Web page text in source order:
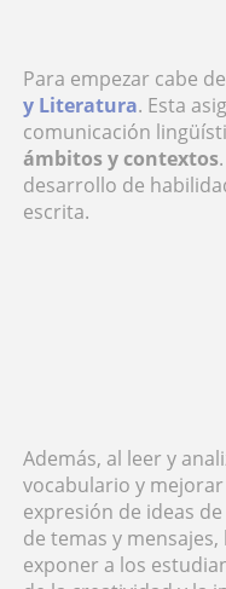
Para empezar cabe
y Literatura. Esta
comunicación
ámbitos y contextos
desarrollo de
escrita.
Además, al leer y
vocabulario y
expresión de ideas
de temas y
exponer a los